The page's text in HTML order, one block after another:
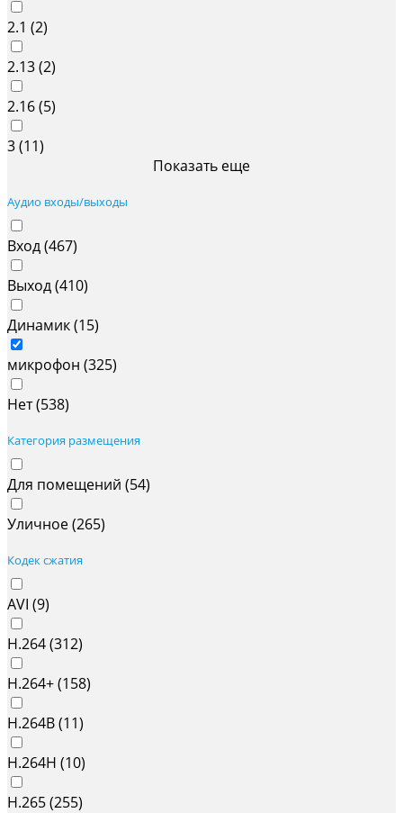
2.1 (2)
2.13 (2)
2.16 (5)
3 (11)
Показать еще
Аудио входы/выходы
Вход (467)
Выход (410)
Динамик (15)
микрофон (325)
Нет (538)
Категория размещения
Для помещений (54)
Уличное (265)
Кодек сжатия
AVI (9)
H.264 (312)
H.264+ (158)
H.264B (11)
H.264H (10)
H.265 (255)